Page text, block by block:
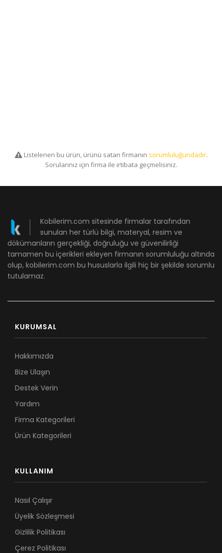
Listelenen bu ürün, ürünü satan firmanın sorumluluğundadır.
Sorularınız için firma ile irtibata geçmelisiniz.
Kobilerim.com sitesinde firmalar tarafından
sunulan her türlü bilgi, materyal, resim ve
dökümanların gerçekliği, doğruluğu ve güvenilirliği
tamamen bu içerikleri ekleyen firmanın sorumluluğu altında
olup, kobilerim.com bu hususlarla ilgili hiç bir şekilde sorumlu
tutulamaz.
KURUMSAL
Hakkımızda
Bize Ulaşın
Destek Verin
Yardım
Firma Kategorileri
Ürün Kategorileri
KULLANIM
Nasıl Çalışır
Üyelik Sözleşmesi
Gizlilik Politikası
Çerez Politikası